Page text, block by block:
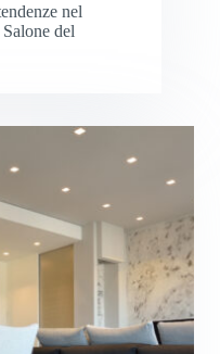
nel
del